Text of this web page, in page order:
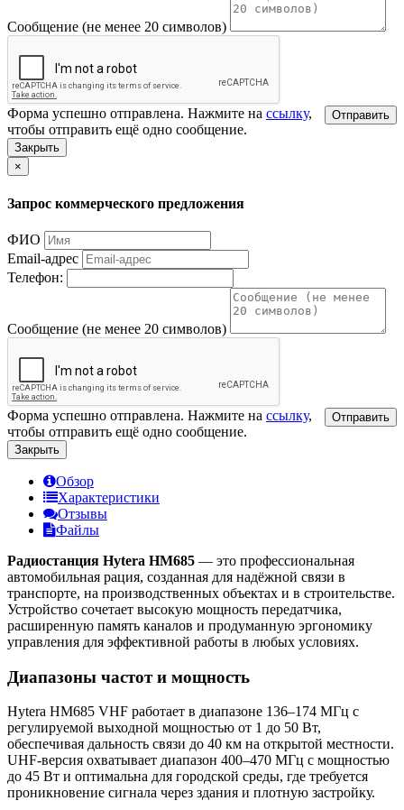
Сообщение (не менее 20 символов)
Отправить
Форма успешно отправлена. Нажмите на ссылку,
чтобы отправить ещё одно сообщение.
Закрыть
×
Запрос коммерческого предложения
ФИО
Email-адрес
Телефон:
Сообщение (не менее 20 символов)
Отправить
Форма успешно отправлена. Нажмите на ссылку,
чтобы отправить ещё одно сообщение.
Закрыть
Обзор
Характеристики
Отзывы
Файлы
Радиостанция Hytera HM685 — это профессиональная
автомобильная рация, созданная для надёжной связи в
транспорте, на производственных объектах и в строительстве.
Устройство сочетает высокую мощность передатчика,
расширенную память каналов и продуманную эргономику
управления для эффективной работы в любых условиях.
Диапазоны частот и мощность
Hytera HM685 VHF работает в диапазоне 136–174 МГц с
регулируемой выходной мощностью от 1 до 50 Вт,
обеспечивая дальность связи до 40 км на открытой местности.
UHF-версия охватывает диапазон 400–470 МГц с мощностью
до 45 Вт и оптимальна для городской среды, где требуется
проникновение сигнала через здания и плотную застройку.